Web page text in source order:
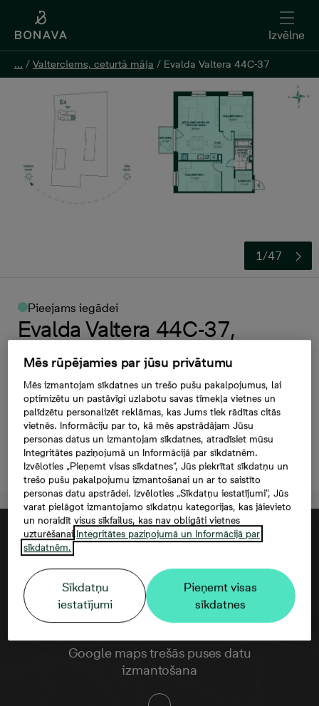
Izvēlne
... / Valterciems, ceturtā māja / Evalda Valtera 44C-37
1/47
Pieejams iegādei
Evalda Valtera 44C-37,
160 000 €, 3 -istabu
dzīvoklis, Platība
62,4 m²
Atstāt kontaktinformāciju
Izvēlne
... / Valterciems, ceturtā māja / Evalda Valtera 44C-37
Google maps trešās puses datu
izmantošana
Mēs rūpējamies par jūsu privātumu
Mēs izmantojam sīkdatnes un trešo pušu pakalpojumus, lai
optimizētu un pastāvīgi uzlabotu savas tīmekļa vietnes un
palīdzētu personalizēt reklāmas, kas Jums tiek rādītas citās
vietnēs. Informāciju par to, kā mēs apstrādājam Jūsu
personas datus un izmantojam sīkdatnes, atradīsiet mūsu
Integritātes paziņojumā un Informācijā par sīkdatnēm.
Izvēloties „Pieņemt visas sīkdatnes”, Jūs piekrītat sīkdatņu un
trešo pušu pakalpojumu izmantošanai un ar to saistīto
personas datu apstrādei. Izvēloties „Sīkdatņu iestatījumi”, Jūs
varat pielāgot izmantojamo sīkdatņu kategorijas, kas jāievieto
un noraidīt visus sīkfailus, kas nav obligāti vietnes
uzturēšanai.Integritātes paziņojumā un Informācijā par
sīkdatnēm.
Sīkdatņu
iestatījumi
Pieņemt visas
sīkdatnes